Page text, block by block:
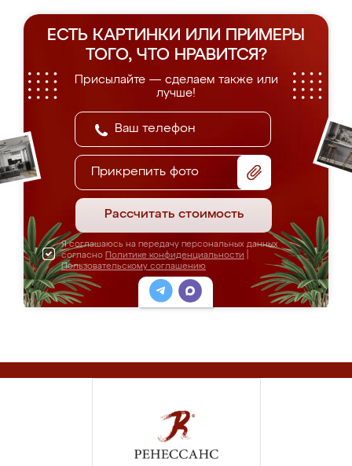
ЕСТЬ КАРТИНКИ ИЛИ ПРИМЕРЫ
ТОГО, ЧТО НРАВИТСЯ?
Присылайте — сделаем также или
лучше!
Прикрепить фото
Рассчитать стоимость
Я соглашаюсь на передачу персональных данных
согласно Политике конфиденциальности
Пользовательскому соглашению